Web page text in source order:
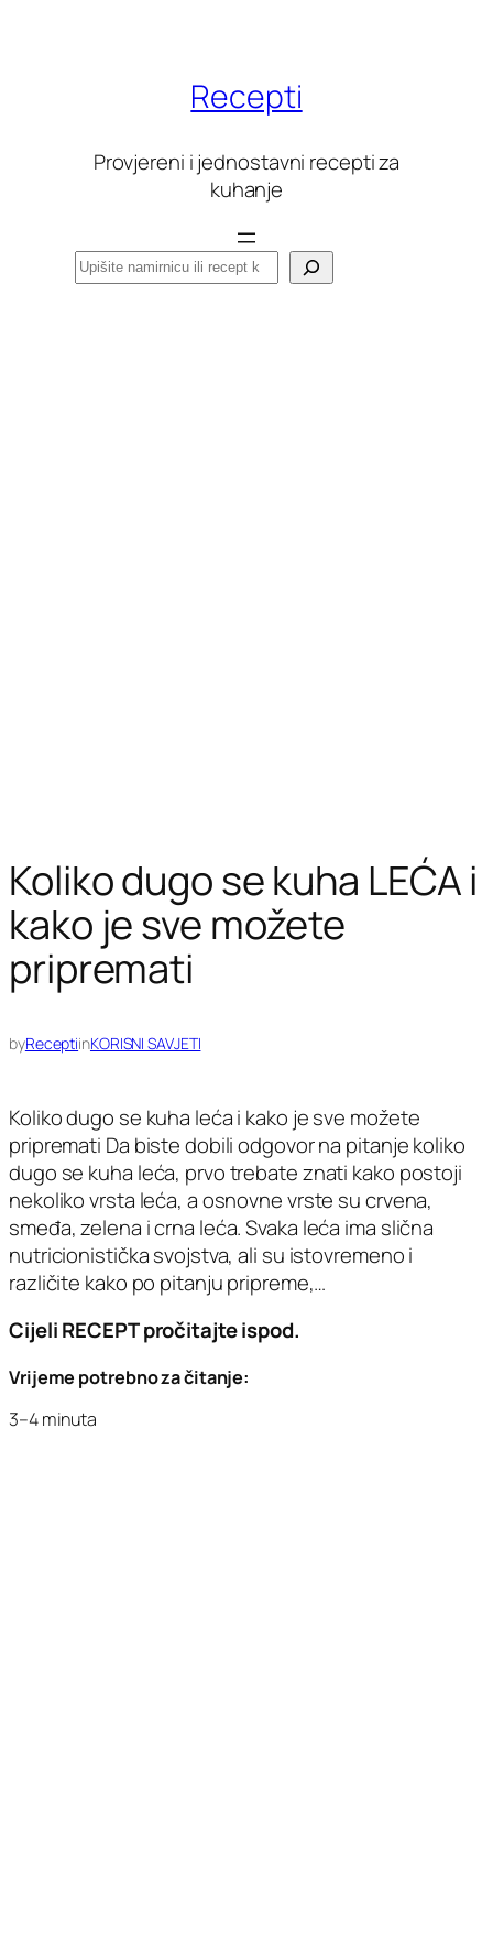
Recepti
Provjereni i jednostavni recepti za
kuhanje
Pretraga
Koliko dugo se kuha LEĆA i
kako je sve možete
pripremati
byReceptiinKORISNI SAVJETI
Koliko dugo se kuha leća i kako je sve možete
pripremati Da biste dobili odgovor na pitanje koliko
dugo se kuha leća, prvo trebate znati kako postoji
nekoliko vrsta leća, a osnovne vrste su crvena,
smeđa, zelena i crna leća. Svaka leća ima slična
nutricionistička svojstva, ali su istovremeno i
različite kako po pitanju pripreme,…
Cijeli RECEPT pročitajte ispod.
Vrijeme potrebno za čitanje:
3–4 minuta